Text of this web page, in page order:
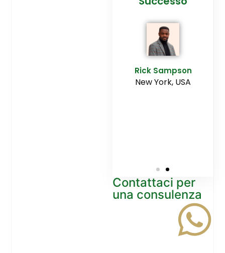
Rick Sampson
New York, USA
Contattaci per
una consulenza